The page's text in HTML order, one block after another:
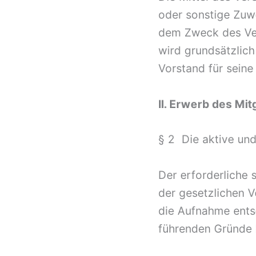
oder sonstige
dem Zweck des
wird
Vorstand für
II. Erwerb des
§ 2 Die aktive
Der erforderliche
der gesetzlichen
die Aufnahme
führenden